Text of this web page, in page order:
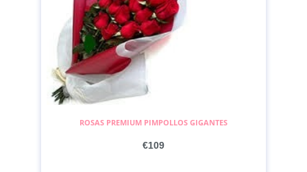
ROSAS PREMIUM PIMPOLLOS GIGANTES
€109